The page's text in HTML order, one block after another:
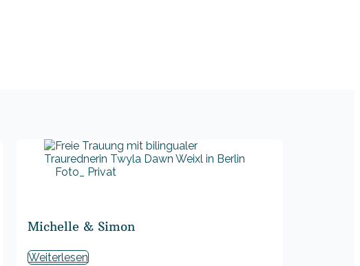
Foto_ Privat
Michelle & Simon
Weiterlesen